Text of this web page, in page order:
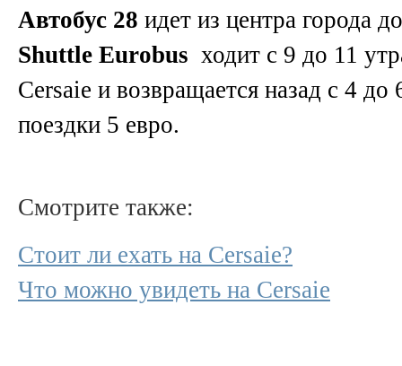
Автобус 28 идет из центра города
Shuttle Eurobus ходит с 9 до 11
Cersaie и возвращается назад с 4 до
поездки 5 евро.
Смотрите также:
Стоит ли ехать на Cersaie?
Что можно увидеть на Cersaie